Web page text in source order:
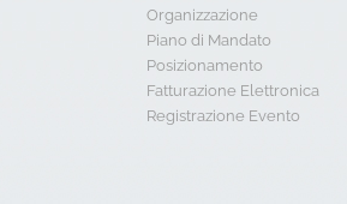
Organizzazione
Piano di Mandato
Posizionamento
Fatturazione Elettronica
Registrazione Evento